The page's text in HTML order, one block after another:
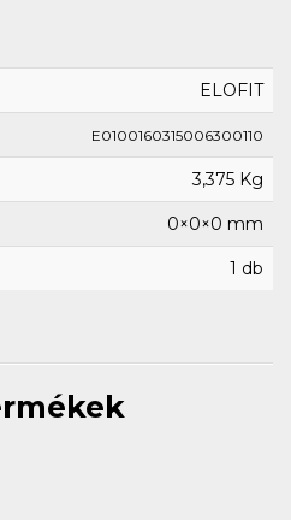
ELOFIT
E0100160315006300110
3,375 Kg
0×0×0 mm
1 db